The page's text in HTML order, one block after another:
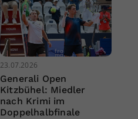
23.07.2026
Generali Open
Kitzbühel: Miedler
nach Krimi im
Doppelhalbfinale